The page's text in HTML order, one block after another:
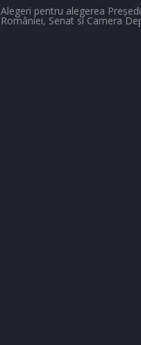
Alegeri pentru alegerea
României, Senat si Camera